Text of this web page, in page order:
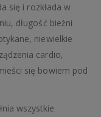
się i rozkłada w
długość bieżni
niewielkie
cardio,
się bowiem pod
wszystkie